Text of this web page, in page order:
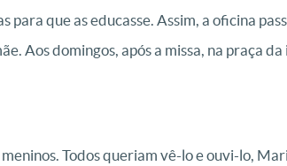
que as educasse. Assim, a oficina
Aos domingos, após a missa, na praça
Todos queriam vê-lo e ouvi-lo,